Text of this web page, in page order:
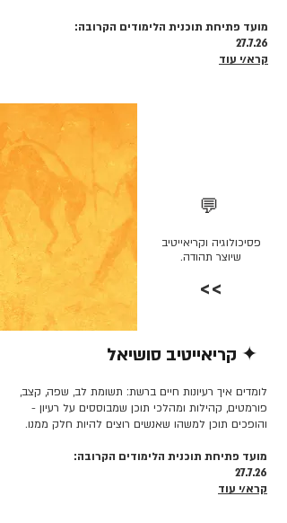
מועד פתיחת תוכנית הלימודים הקרובה:
27.7.26
קרא/י עוד
💬
פסיכולוגיה וקריאייטיב
שיוצר תהודה.
>>
✦ קריאייטיב סושיאל
לומדים איך רעיונות חיים ברשת: תשומת לב, שפה, קצב,
פורמטים, קהילות ומהלכי תוכן שמבוססים על רעיון -
והופכים תוכן למשהו שאנשים רוצים להיות חלק ממנו.
מועד פתיחת תוכנית הלימודים הקרובה:
27.7.26
קרא/י עוד